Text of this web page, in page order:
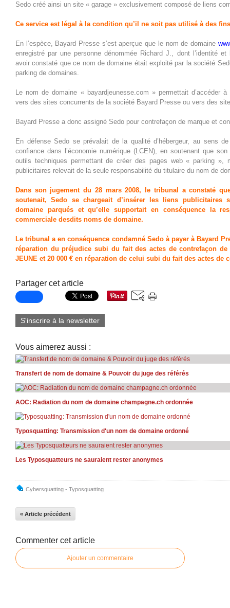
Sedo créé ainsi un site « garage » exclusivement composé de liens
Ce service est légal à la condition qu’il ne soit pas utilisé à des
En l’espèce, Bayard Presse s’est aperçue que le nom de domaine
enregistré par une personne dénommée Richard J., dont l’identité et
avoir constaté que ce nom de domaine était exploité par la société
parking de domaines.
Le nom de domaine « bayardjeunesse.com » permettait d’accéder
vers des sites concurrents de la société Bayard Presse ou vers des
Bayard Presse a donc assigné Sedo pour contrefaçon de marque et
En défense Sedo se prévalait de la qualité d’hébergeur, au sens
confiance dans l’économie numérique (LCEN), en soutenant que
outils techniques permettant de créer des pages web « parking »,
publicitaires relevait de la seule responsabilité du titulaire du nom de
Dans son jugement du 28 mars 2008, le tribunal a constaté
soutenait, Sedo se chargeait d’insérer les liens publicitaires
domaine parqués et qu’elle supportait en conséquence la
commerciale desdits noms de domaine.
Le tribunal a en conséquence condamné Sedo à payer à Bayard
réparation du préjudice subi du fait des actes de contrefaçon de
JEUNE et 20 000 € en réparation de celui subi du fait des actes de
Partager cet article
S'inscrire à la newsletter
Vous aimerez aussi :
Transfert de nom de domaine & Pouvoir du juge des référés
AOC: Radiation du nom de domaine champagne.ch ordonnée
Typosquatting: Transmission d'un nom de domaine ordonné
Les Typosquatteurs ne sauraient rester anonymes
Cybersquatting - Typosquatting
« Article précédent
Commenter cet article
Ajouter un commentaire